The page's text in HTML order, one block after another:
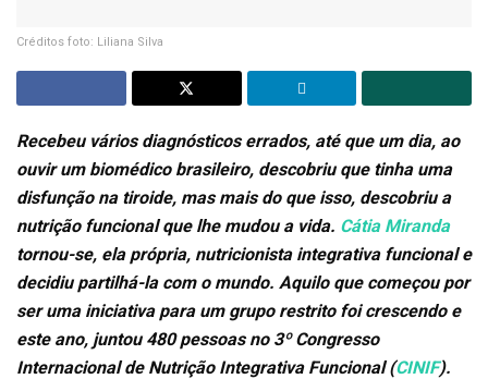
Créditos foto: Liliana Silva
Recebeu vários diagnósticos errados, até que um dia, ao
ouvir um biomédico brasileiro, descobriu que tinha uma
disfunção na tiroide, mas mais do que isso, descobriu a
nutrição funcional que lhe mudou a vida. Cátia Miranda
tornou-se, ela própria, nutricionista integrativa funcional e
decidiu partilhá-la com o mundo. Aquilo que começou por
ser uma iniciativa para um grupo restrito foi crescendo e
este ano, juntou 480 pessoas no 3º Congresso
Internacional de Nutrição Integrativa Funcional (CINIF).